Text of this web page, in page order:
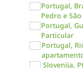
Portugal,
Pedro e
Portugal,
Particular
Portugal,
Slovenija,